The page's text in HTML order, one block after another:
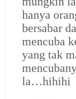
hanya
bersabar
mencuba
yang tak
la…hihihi